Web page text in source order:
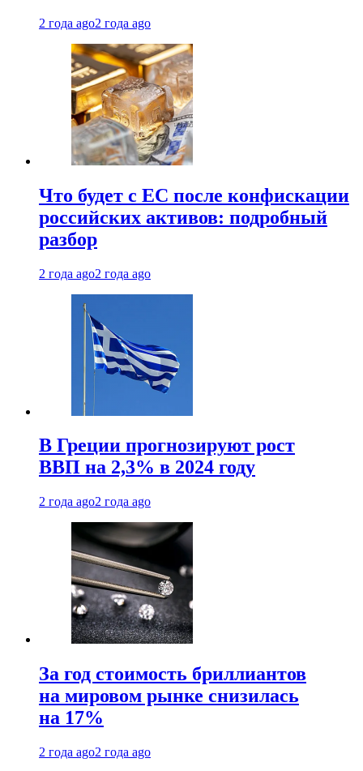
2 года ago2 года ago
Что будет с ЕС после конфискации
российских активов: подробный
разбор
2 года ago2 года ago
В Греции прогнозируют рост
ВВП на 2,3% в 2024 году
2 года ago2 года ago
За год стоимость бриллиантов
на мировом рынке снизилась
на 17%
2 года ago2 года ago